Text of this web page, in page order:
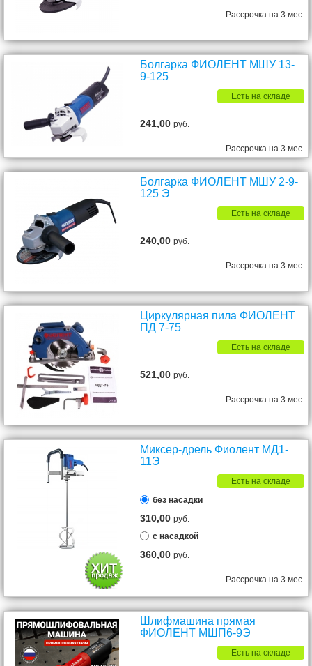
Рассрочка на 3 мес.
Болгарка ФИОЛЕНТ МШУ 13-
9-125
Есть на складе
241,00руб.
Рассрочка на 3 мес.
Болгарка ФИОЛЕНТ МШУ 2-9-
125 Э
Есть на складе
240,00руб.
Рассрочка на 3 мес.
Циркулярная пила ФИОЛЕНТ
ПД 7-75
Есть на складе
521,00руб.
Рассрочка на 3 мес.
Миксер-дрель Фиолент МД1-
11Э
Есть на складе
без насадки
310,00руб.
с насадкой
360,00руб.
Рассрочка на 3 мес.
Шлифмашина прямая
ФИОЛЕНТ МШП6-9Э
Есть на складе